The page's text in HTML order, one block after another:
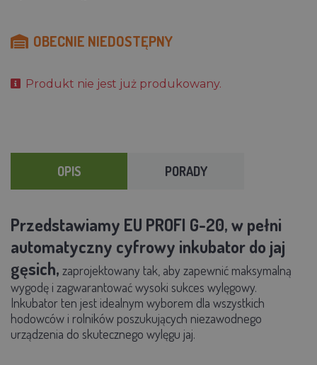
OBECNIE NIEDOSTĘPNY
Produkt nie jest już produkowany.
OPIS PORADY
Przedstawiamy EU PROFI G-20, w pełni
automatyczny cyfrowy inkubator do jaj
gęsich, zaprojektowany tak, aby zapewnić maksymalną
wygodę i zagwarantować wysoki sukces wylęgowy.
Inkubator ten jest idealnym wyborem dla wszystkich
hodowców i rolników poszukujących niezawodnego
urządzenia do skutecznego wylęgu jaj.